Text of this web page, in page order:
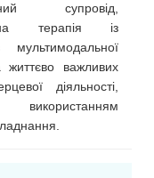
супровід,
терапія із
мультимодальної
життєво важливих
діяльності,